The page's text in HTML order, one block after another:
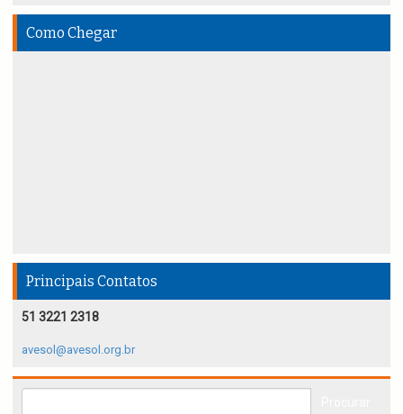
Como Chegar
Principais Contatos
51 3221 2318
avesol@avesol.org.br